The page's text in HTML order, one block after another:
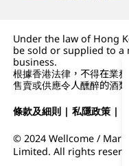
Under the law of Hong
be sold or supplied to a
business.
根據香港法律，不得在業
售賣或供應令人醺醉的酒
條款及細則 |私隱政策 |
© 2024 Wellcome /
Limited. All rights